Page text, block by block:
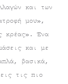
και των
μου»,
κρέας». Ένα
και με
βασικά,
τις πιο